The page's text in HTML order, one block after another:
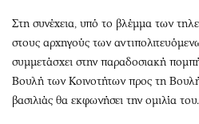
Στη συνέχεια, υπό το βλέμμα των
στους αρχηγούς των
συμμετάσχει στην παραδοσιακή
Βουλή των Κοινοτήτων προς τη
βασιλιάς θα εκφωνήσει την ομιλία του.